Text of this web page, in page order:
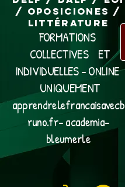
/ Oposiciones /
Littérature
FORMATIONS
COLLECTIVES ET
INDIVIDUELLES - ONLINE
UNIQUEMENT
apprendrelefrancaisavecb
runo.fr- academia-
bleumerle